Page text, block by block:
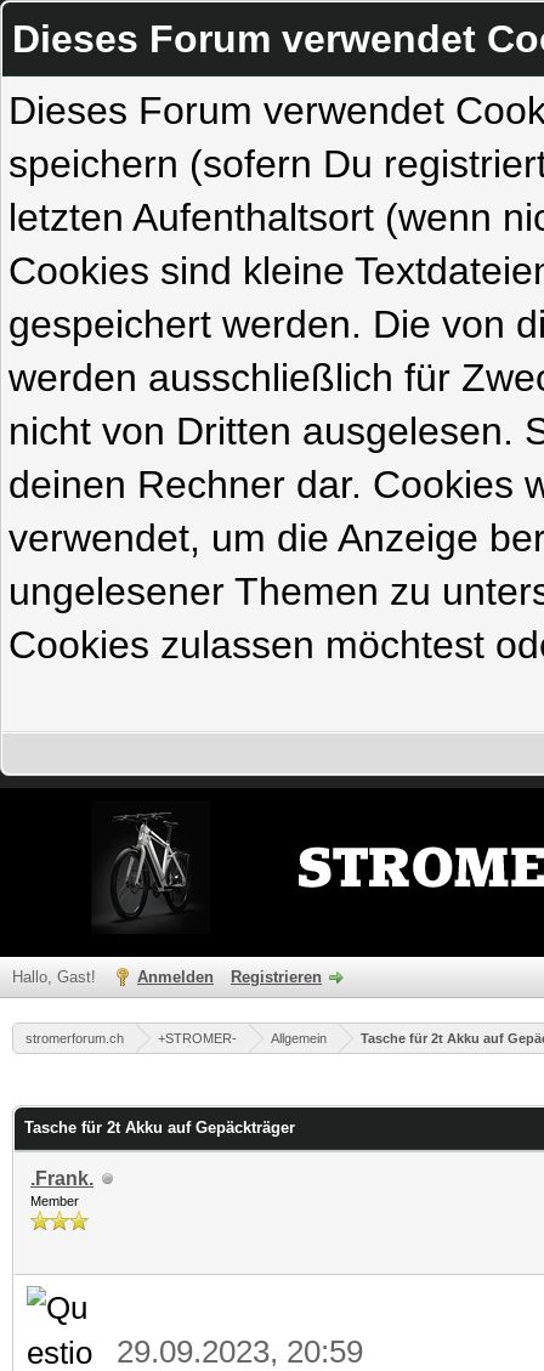
Dieses Forum verwendet
Dieses Forum verwendet
speichern (sofern Du
letzten Aufenthaltsort (wenn
Cookies sind kleine
gespeichert werden. Die von
werden ausschließlich für
nicht von Dritten ausgelesen.
deinen Rechner dar. Cookies
verwendet, um die Anzeige
ungelesener Themen zu
Cookies zulassen möchtest
Hallo, Gast! Anmelden Registrieren
stromerforum.ch +STROMER- Allgemein Tasche für 2t Akku auf
Tasche für 2t Akku auf Gepäckträger
.Frank.
Member
29.09.2023, 20:59